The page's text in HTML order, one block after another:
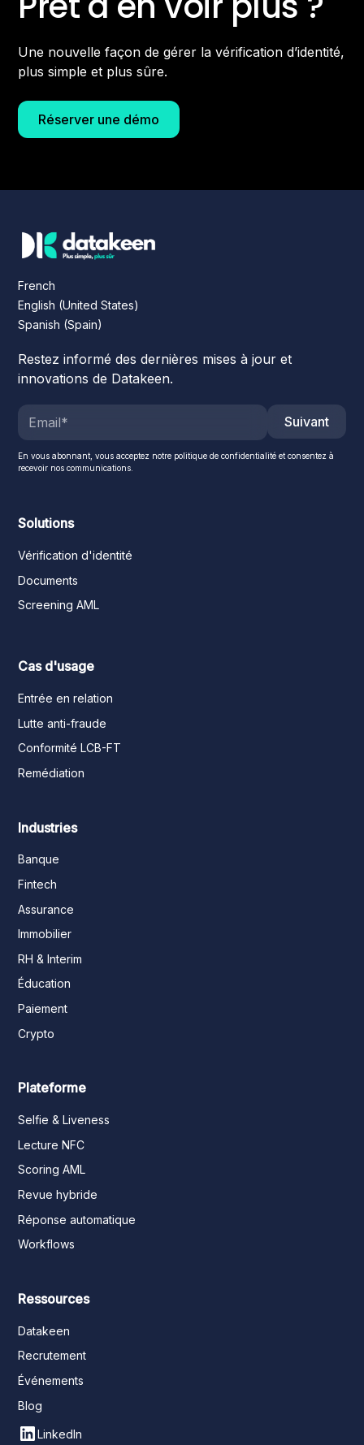
Une nouvelle façon de gérer la vérification d’identité,
plus simple et plus sûre.
Réserver une démo
French
English (United States)
Spanish (Spain)
Restez informé des dernières mises à jour et
innovations de Datakeen.
Suivant
En vous abonnant, vous acceptez notre politique de confidentialité et consentez à
recevoir nos communications.
Solutions
Vérification d'identité
Documents
Screening AML
Cas d'usage
Entrée en relation
Lutte anti-fraude
Conformité LCB-FT
Remédiation
Industries
Banque
Fintech
Assurance
Immobilier
RH & Interim
Éducation
Paiement
Crypto
Plateforme
Selfie & Liveness
Lecture NFC
Scoring AML
Revue hybride
Réponse automatique
Workflows
Ressources
Datakeen
Recrutement
Événements
Blog
LinkedIn